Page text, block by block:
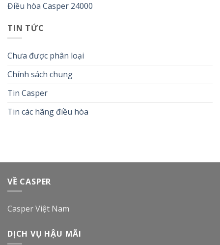
Điều hòa Casper 24000
TIN TỨC
Chưa được phân loại
Chính sách chung
Tin Casper
Tin các hãng điều hòa
VỀ CASPER
Casper Việt Nam
DỊCH VỤ HẬU MÃI